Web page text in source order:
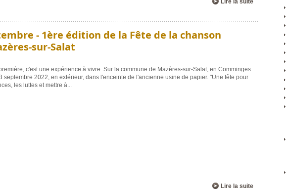
- 1ère édition de la Fête de la chanson
sur-Salat
c'est une expérience à vivre. Sur la commune de Mazères-sur-Salat, en Comminges
septembre 2022, en extérieur, dans l'enceinte de l'ancienne usine de papier. "Une fête pour
les luttes et mettre à...
Lire la suite